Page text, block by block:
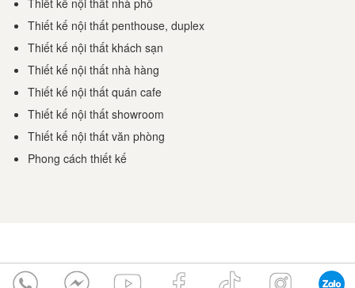
Thiết kế nội thất penthouse, duplex
Thiết kế nội thất khách sạn
Thiết kế nội thất nhà hàng
Thiết kế nội thất quán cafe
Thiết kế nội thất showroom
Thiết kế nội thất văn phòng
Phong cách thiết kế